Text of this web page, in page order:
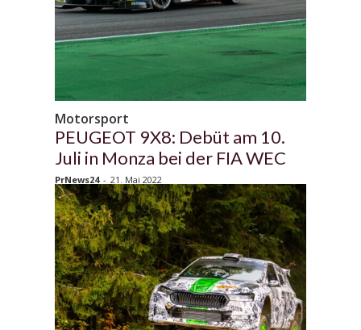
Motorsport
PEUGEOT 9X8: Debüt am 10.
Juli in Monza bei der FIA WEC
PrNews24 - 21. Mai 2022